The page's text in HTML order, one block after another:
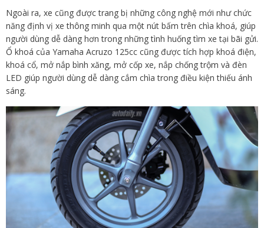
Ngoài ra, xe cũng được trang bị những công nghệ mới như chức
năng định vị xe thông minh qua một nút bấm trên chìa khoá, giúp
người dùng dễ dàng hơn trong những tình huống tìm xe tại bãi gửi.
Ổ khoá của Yamaha Acruzo 125cc cũng được tích hợp khoá điện,
khoá cổ, mở nắp bình xăng, mở cốp xe, nắp chống trộm và đèn
LED giúp người dùng dễ dàng cắm chìa trong điều kiện thiếu ánh
sáng.